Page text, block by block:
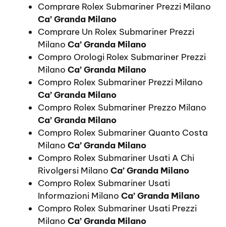
Comprare Rolex Submariner Prezzi Milano
Ca’ Granda Milano
Comprare Un Rolex Submariner Prezzi
Milano Ca’ Granda Milano
Compro Orologi Rolex Submariner Prezzi
Milano Ca’ Granda Milano
Compro Rolex Submariner Prezzi Milano
Ca’ Granda Milano
Compro Rolex Submariner Prezzo Milano
Ca’ Granda Milano
Compro Rolex Submariner Quanto Costa
Milano Ca’ Granda Milano
Compro Rolex Submariner Usati A Chi
Rivolgersi Milano Ca’ Granda Milano
Compro Rolex Submariner Usati
Informazioni Milano Ca’ Granda Milano
Compro Rolex Submariner Usati Prezzi
Milano Ca’ Granda Milano